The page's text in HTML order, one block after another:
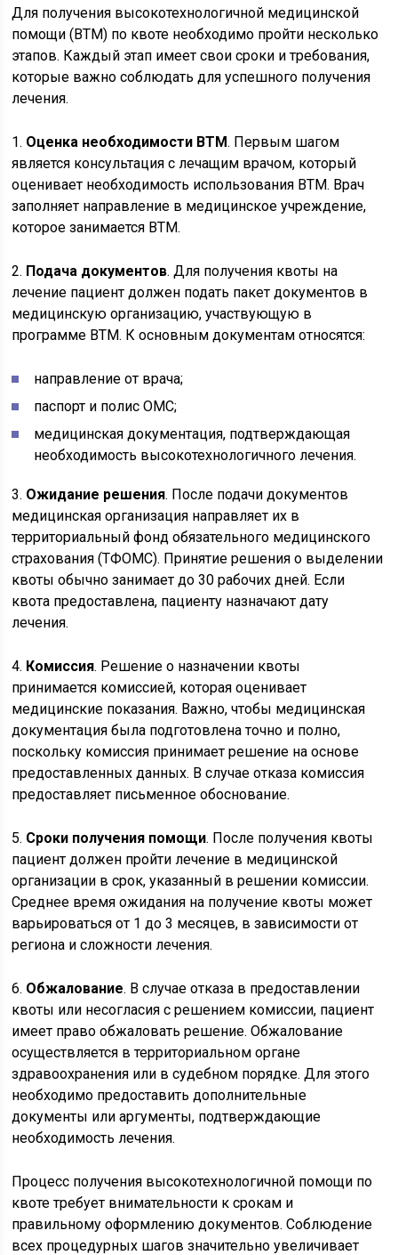
Для получения высокотехнологичной медицинской
помощи (ВТМ) по квоте необходимо пройти несколько
этапов. Каждый этап имеет свои сроки и требования,
которые важно соблюдать для успешного получения
лечения.
1. Оценка необходимости ВТМ. Первым шагом
является консультация с лечащим врачом, который
оценивает необходимость использования ВТМ. Врач
заполняет направление в медицинское учреждение,
которое занимается ВТМ.
2. Подача документов. Для получения квоты на
лечение пациент должен подать пакет документов в
медицинскую организацию, участвующую в
программе ВТМ. К основным документам относятся:
направление от врача;
паспорт и полис ОМС;
медицинская документация, подтверждающая
необходимость высокотехнологичного лечения.
3. Ожидание решения. После подачи документов
медицинская организация направляет их в
территориальный фонд обязательного медицинского
страхования (ТФОМС). Принятие решения о выделении
квоты обычно занимает до 30 рабочих дней. Если
квота предоставлена, пациенту назначают дату
лечения.
4. Комиссия. Решение о назначении квоты
принимается комиссией, которая оценивает
медицинские показания. Важно, чтобы медицинская
документация была подготовлена точно и полно,
поскольку комиссия принимает решение на основе
предоставленных данных. В случае отказа комиссия
предоставляет письменное обоснование.
5. Сроки получения помощи. После получения квоты
пациент должен пройти лечение в медицинской
организации в срок, указанный в решении комиссии.
Среднее время ожидания на получение квоты может
варьироваться от 1 до 3 месяцев, в зависимости от
региона и сложности лечения.
6. Обжалование. В случае отказа в предоставлении
квоты или несогласия с решением комиссии, пациент
имеет право обжаловать решение. Обжалование
осуществляется в территориальном органе
здравоохранения или в судебном порядке. Для этого
необходимо предоставить дополнительные
документы или аргументы, подтверждающие
необходимость лечения.
Процесс получения высокотехнологичной помощи по
квоте требует внимательности к срокам и
правильному оформлению документов. Соблюдение
всех процедурных шагов значительно увеличивает